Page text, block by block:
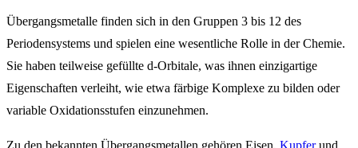
Übergangsmetalle finden sich in den Gruppen 3 bis 12 des
Periodensystems und spielen eine wesentliche Rolle in der Chemie.
Sie haben teilweise gefüllte d-Orbitale, was ihnen einzigartige
Eigenschaften verleiht, wie etwa färbige Komplexe zu bilden oder
variable Oxidationsstufen einzunehmen.
Zu den bekannten Übergangsmetallen gehören Eisen, Kupferund